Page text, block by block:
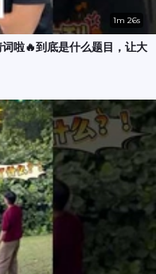
1m 26s
啦🔥到底是什么题目，让大